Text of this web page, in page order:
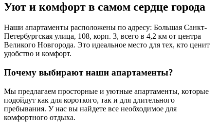
Уют и комфорт в самом сердце города
Наши апартаменты расположены по адресу: Большая Санкт-
Петербургская улица, 108, корп. 3, всего в 4,2 км от центра
Великого Новгорода. Это идеальное место для тех, кто ценит
удобство и комфорт.
Почему выбирают наши апартаменты?
Мы предлагаем просторные и уютные апартаменты, которые
подойдут как для короткого, так и для длительного
пребывания. У нас вы найдете все необходимое для
комфортного отдыха.